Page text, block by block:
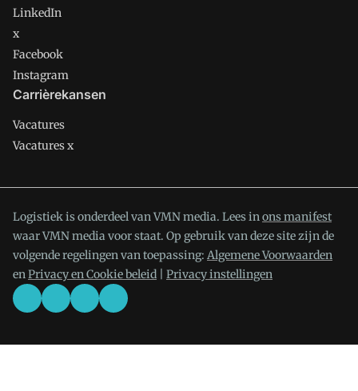
LinkedIn
x
Facebook
Instagram
Carrièrekansen
Vacatures
Vacatures x
Logistiek is onderdeel van VMN media. Lees inons manifest
waar VMN media voor staat. Op gebruik van deze site zijn de
volgende regelingen van toepassing: Algemene Voorwaarden
enPrivacy en Cookie beleid Privacy instellingen